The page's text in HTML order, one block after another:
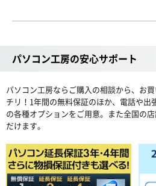
パソコン工房の安心サポート
パソコン工房ならご購入の相談から、お
チリ！1年間の無料保証のほか、電話や出
の各種オプションをご用意。また全国の
だけます。